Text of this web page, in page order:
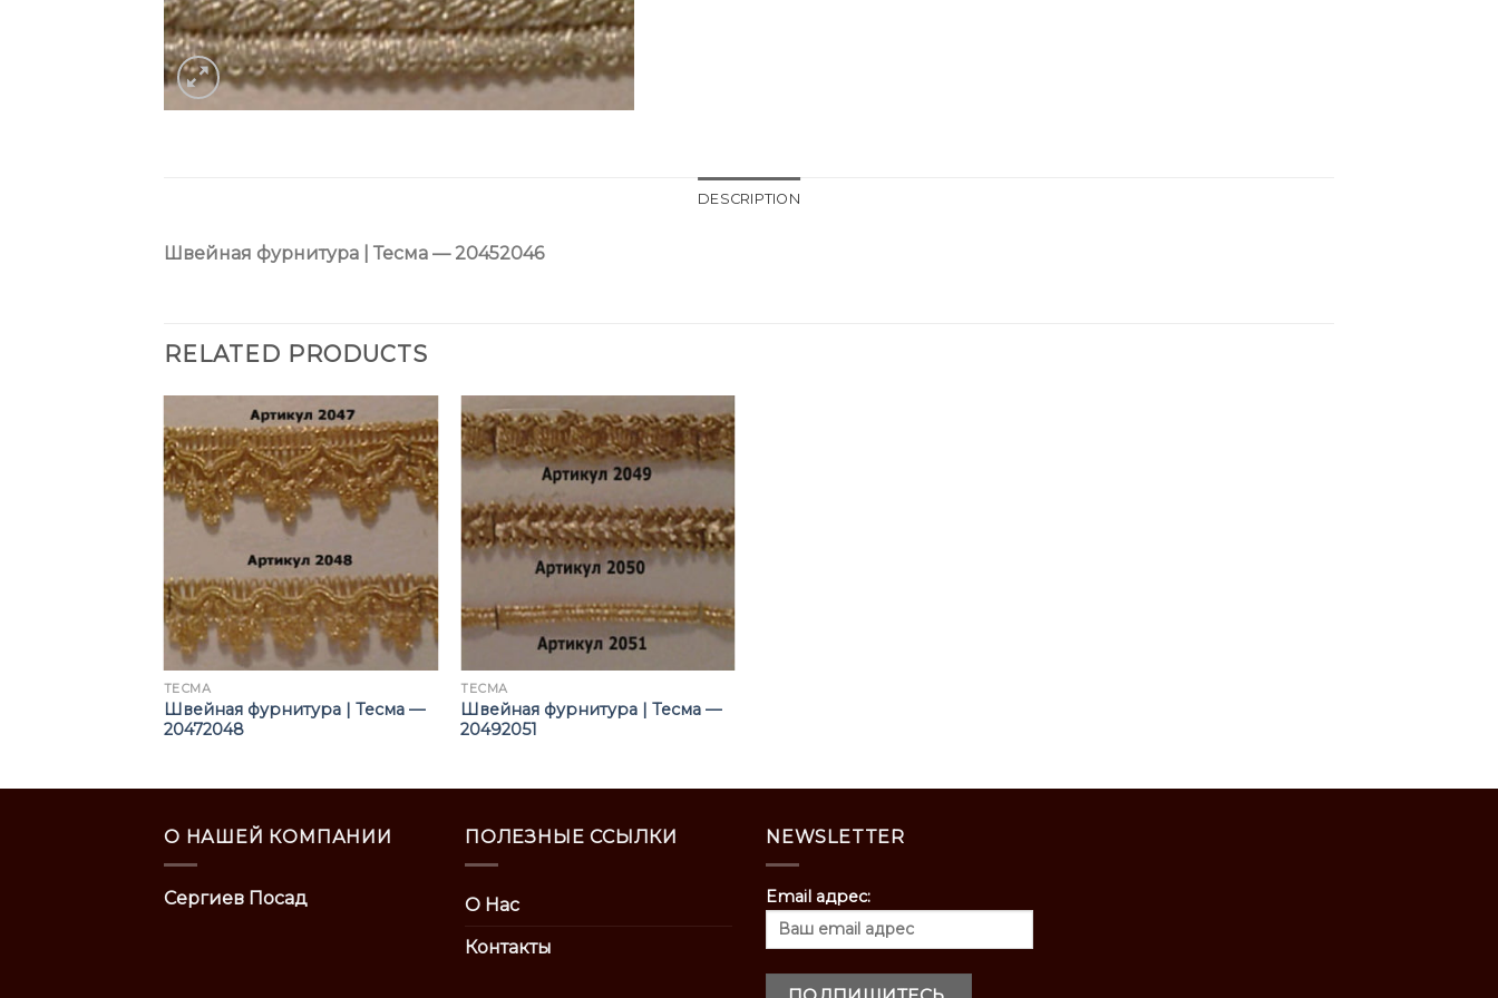
DESCRIPTION
Швейная фурнитура | Тесма — 20452046
RELATED PRODUCTS
ТЕСМА
Швейная фурнитура | Тесма —
20472048
ТЕСМА
Швейная фурнитура | Тесма —
20492051
О НАШЕЙ КОМПАНИИ
Сергиев Посад
ПОЛЕЗНЫЕ ССЫЛКИ
О Нас
Контакты
NEWSLETTER
Email адрес: